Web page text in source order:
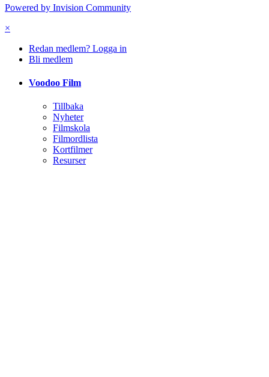
Powered by Invision Community
×
Redan medlem? Logga in
Bli medlem
Voodoo Film
Tillbaka
Nyheter
Filmskola
Filmordlista
Kortfilmer
Resurser